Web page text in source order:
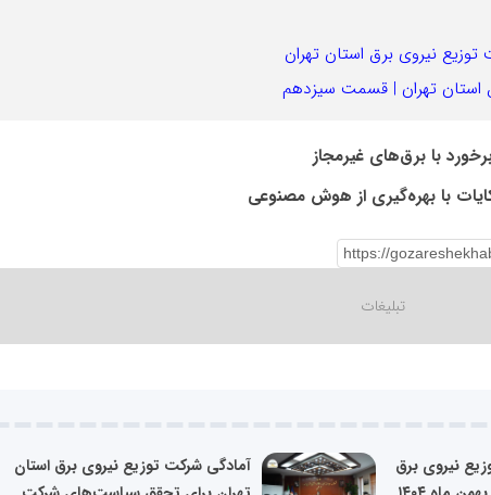
نیروی برق استان تهران
استان تهران | قسمت سیزدهم
با بهره‌گیری از هوش مصنوعی
نیروی برق
آمادگی شرکت توزیع نیروی برق استان